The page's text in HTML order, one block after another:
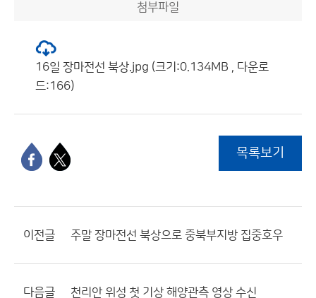
첨부파일
16일 장마전선 북상.jpg (크기:0.134MB , 다운로
드:166)
목록보기
이전글 주말 장마전선 북상으로 중북부지방 집중호우
다음글 천리안 위성 첫 기상 해양관측 영상 수신